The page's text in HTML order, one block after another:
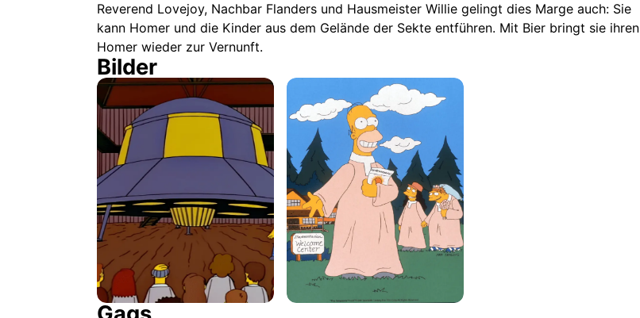
Reverend Lovejoy, Nachbar Flanders und Hausmeister Willie gelingt dies Marge auch: Sie
kann Homer und die Kinder aus dem Gelände der Sekte entführen. Mit Bier bringt sie ihren
Homer wieder zur Vernunft.
Bilder